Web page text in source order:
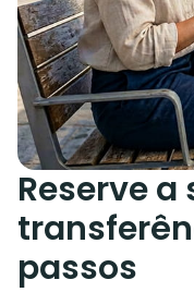
Reserve a
passos